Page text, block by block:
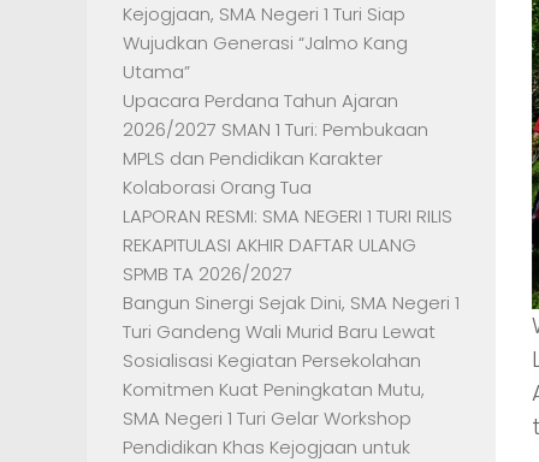
Kejogjaan, SMA Negeri 1 Turi Siap
Wujudkan Generasi “Jalmo Kang
Utama”
Upacara Perdana Tahun Ajaran
2026/2027 SMAN 1 Turi: Pembukaan
MPLS dan Pendidikan Karakter
Kolaborasi Orang Tua
LAPORAN RESMI: SMA NEGERI 1 TURI RILIS
REKAPITULASI AKHIR DAFTAR ULANG
SPMB TA 2026/2027
Bangun Sinergi Sejak Dini, SMA Negeri 1
Turi Gandeng Wali Murid Baru Lewat
Sosialisasi Kegiatan Persekolahan
Komitmen Kuat Peningkatan Mutu,
SMA Negeri 1 Turi Gelar Workshop
Pendidikan Khas Kejogjaan untuk